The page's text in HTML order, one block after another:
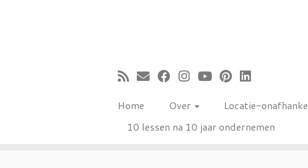
Home Over Locatie-
10 lessen na 10 jaar ondernemen